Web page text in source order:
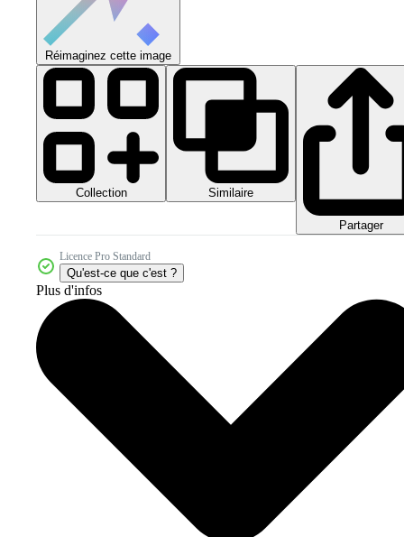
Réimaginez cette image
Collection Similaire
Partager
Licence Pro Standard
Qu'est-ce que c'est ?
Plus d'infos